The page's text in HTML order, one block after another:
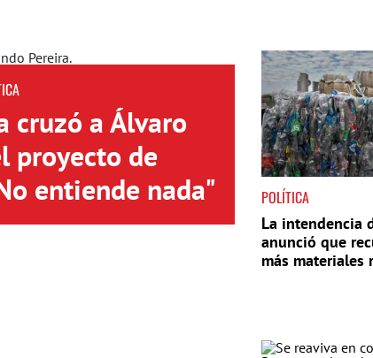
cruzó a Álvaro
proyecto de
entiende nada"
POLÍTICA
La intendencia
anunció que
más materiales